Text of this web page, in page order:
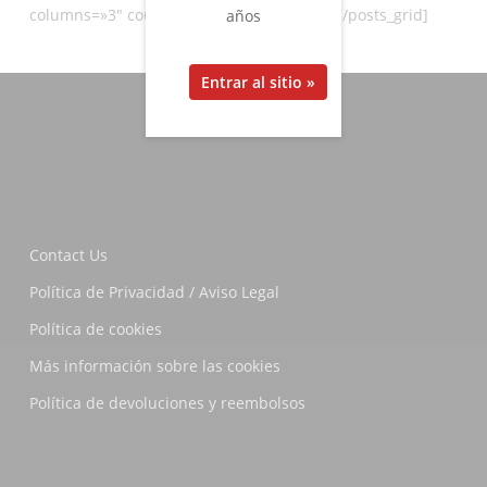
columns=»3″ count=»6″ hide_filter=»true»][/posts_grid]
Contact Us
Política de Privacidad / Aviso Legal
Política de cookies
Más información sobre las cookies
Política de devoluciones y reembolsos
años